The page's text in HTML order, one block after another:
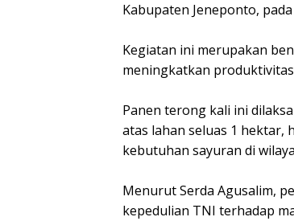
Kabupaten Jeneponto,
Kegiatan ini merupakan
meningkatkan
Panen terong kali ini
atas lahan seluas 1 hektar,
kebutuhan sayuran di
Menurut Serda Agusalim,
kepedulian TNI terhadap